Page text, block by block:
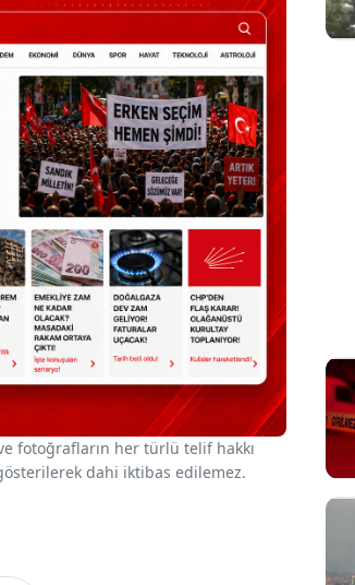
fotoğrafların her türlü telif hakkı
dahi iktibas edilemez.